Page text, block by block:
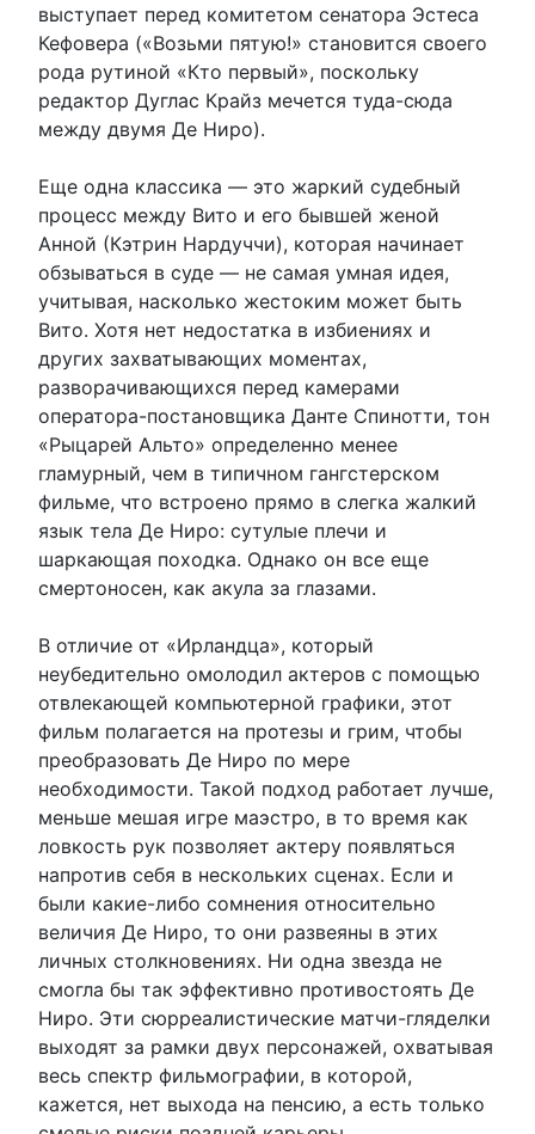
выступает перед комитетом сенатора Эстеса
Кефовера («Возьми пятую!» становится своего
рода рутиной «Кто первый», поскольку
редактор Дуглас Крайз мечется туда-сюда
между двумя Де Ниро).
Еще одна классика — это жаркий судебный
процесс между Вито и его бывшей женой
Анной (Кэтрин Нардуччи), которая начинает
обзываться в суде — не самая умная идея,
учитывая, насколько жестоким может быть
Вито. Хотя нет недостатка в избиениях и
других захватывающих моментах,
разворачивающихся перед камерами
оператора-постановщика Данте Спинотти, тон
«Рыцарей Альто» определенно менее
гламурный, чем в типичном гангстерском
фильме, что встроено прямо в слегка жалкий
язык тела Де Ниро: сутулые плечи и
шаркающая походка. Однако он все еще
смертоносен, как акула за глазами.
В отличие от «Ирландца», который
неубедительно омолодил актеров с помощью
отвлекающей компьютерной графики, этот
фильм полагается на протезы и грим, чтобы
преобразовать Де Ниро по мере
необходимости. Такой подход работает лучше,
меньше мешая игре маэстро, в то время как
ловкость рук позволяет актеру появляться
напротив себя в нескольких сценах. Если и
были какие-либо сомнения относительно
величия Де Ниро, то они развеяны в этих
личных столкновениях. Ни одна звезда не
смогла бы так эффективно противостоять Де
Ниро. Эти сюрреалистические матчи-гляделки
выходят за рамки двух персонажей, охватывая
весь спектр фильмографии, в которой,
кажется, нет выхода на пенсию, а есть только